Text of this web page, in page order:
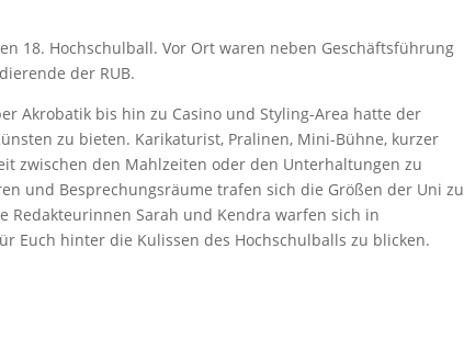
18. Hochschulball. Vor Ort waren neben Geschäftsführung
der RUB.
Akrobatik bis hin zu Casino und Styling-Area hatte der
zu bieten. Karikaturist, Pralinen, Mini-Bühne, kurzer
zwischen den Mahlzeiten oder den Unterhaltungen zu
und Besprechungsräume trafen sich die Größen der Uni zu
Redakteurinnen Sarah und Kendra warfen sich in
Euch hinter die Kulissen des Hochschulballs zu blicken.